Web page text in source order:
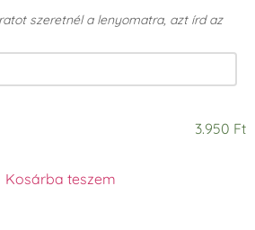
szeretnél a lenyomatra, azt írd az
3.950 Ft
Kosárba teszem